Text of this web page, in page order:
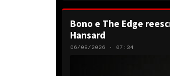
Bono e The Edge
Hansard
06/08/2026 · 07:34